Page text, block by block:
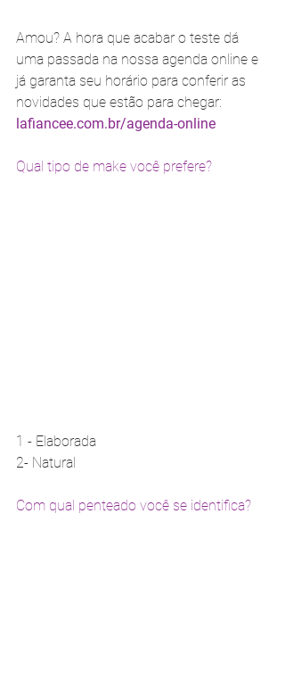
Amou? A hora que acabar o teste dá
uma passada na nossa agenda online e
já garanta seu horário para conferir as
novidades que estão para chegar:
lafiancee.com.br/agenda-online
Qual tipo de make você prefere?
1 - Elaborada
2- Natural
Com qual penteado você se identifica?